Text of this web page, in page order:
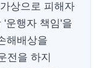
상으로 피해자
'운행자 책임'을
해배상을
전을 하지